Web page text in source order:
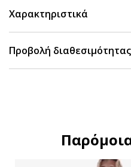
Χαρακτηριστικά
Προβολή